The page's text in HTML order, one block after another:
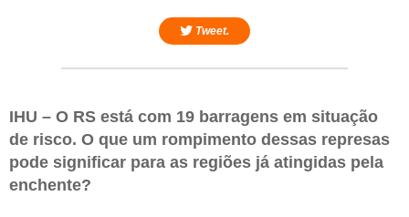
Tweet.
IHU – O RS está com 19 barragens em situação
de risco. O que um rompimento dessas represas
pode significar para as regiões já atingidas pela
enchente?